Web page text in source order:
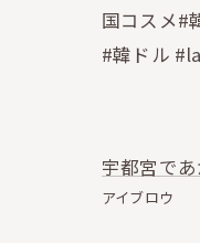
国コスメ#
#韓ドル
宇都宮で
アイブロウ